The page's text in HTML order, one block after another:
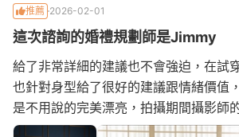
推薦 2026-02-01
這次諮詢的婚禮規劃師是Jimmy
給了非常詳細的建議也不會強迫，在試
也針對身型給了很好的建議跟情緒價值
是不用說的完美漂亮，拍攝期間攝影師
常很少拍照的尷尬畫面，整體來說非常